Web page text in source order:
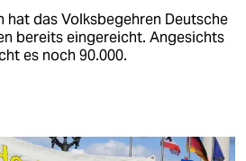
hat das Volksbegehren Deutsche
bereits eingereicht. Angesichts
es noch 90.000.